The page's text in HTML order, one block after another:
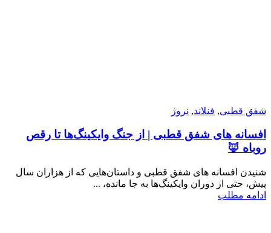
شفق قطبی, فنلاند, نروژ
افسانه های شفق قطبی | از جنگ وایکینگ‌ها تا رقص
روباه 🦊
شنیدن افسانه های شفق قطبی و داستان‌هایی که از هزاران سال‌
پیش، حتی از دوران وایکینگ‌ها به جا مانده، ...
ادامه مطلب